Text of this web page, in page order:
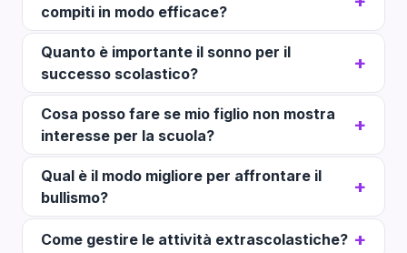
compiti in modo efficace?
Quanto è importante il sonno per il
successo scolastico?
Cosa posso fare se mio figlio non mostra
interesse per la scuola?
Qual è il modo migliore per affrontare il
bullismo?
Come gestire le attività extrascolastiche?